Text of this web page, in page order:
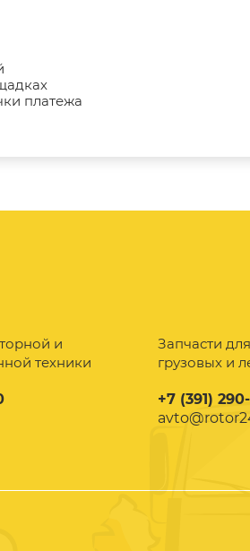
платежа
и
техники
Запчасти
грузовых и
+7 (391)